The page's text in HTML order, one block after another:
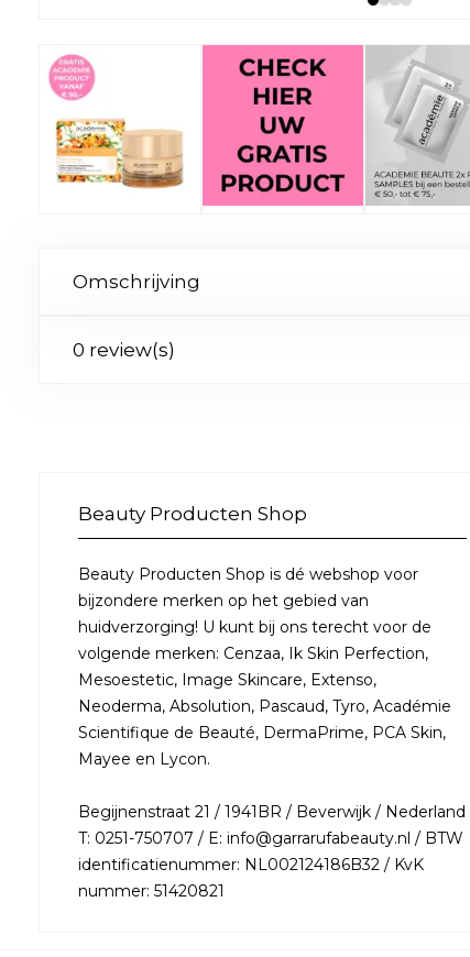
Omschrijving
0 review(s)
Beauty Producten Shop
Beauty Producten Shop is dé webshop voor
bijzondere merken op het gebied van
huidverzorging! U kunt bij ons terecht voor de
volgende merken: Cenzaa, Ik Skin Perfection,
Mesoestetic, Image Skincare, Extenso,
Neoderma, Absolution, Pascaud, Tyro, Académie
Scientifique de Beauté, DermaPrime, PCA Skin,
Mayee en Lycon.
Begijnenstraat 21 / 1941BR / Beverwijk / Nederland
T: 0251-750707 / E: info@garrarufabeauty.nl / BTW
identificatienummer: NL002124186B32 / KvK
nummer: 51420821